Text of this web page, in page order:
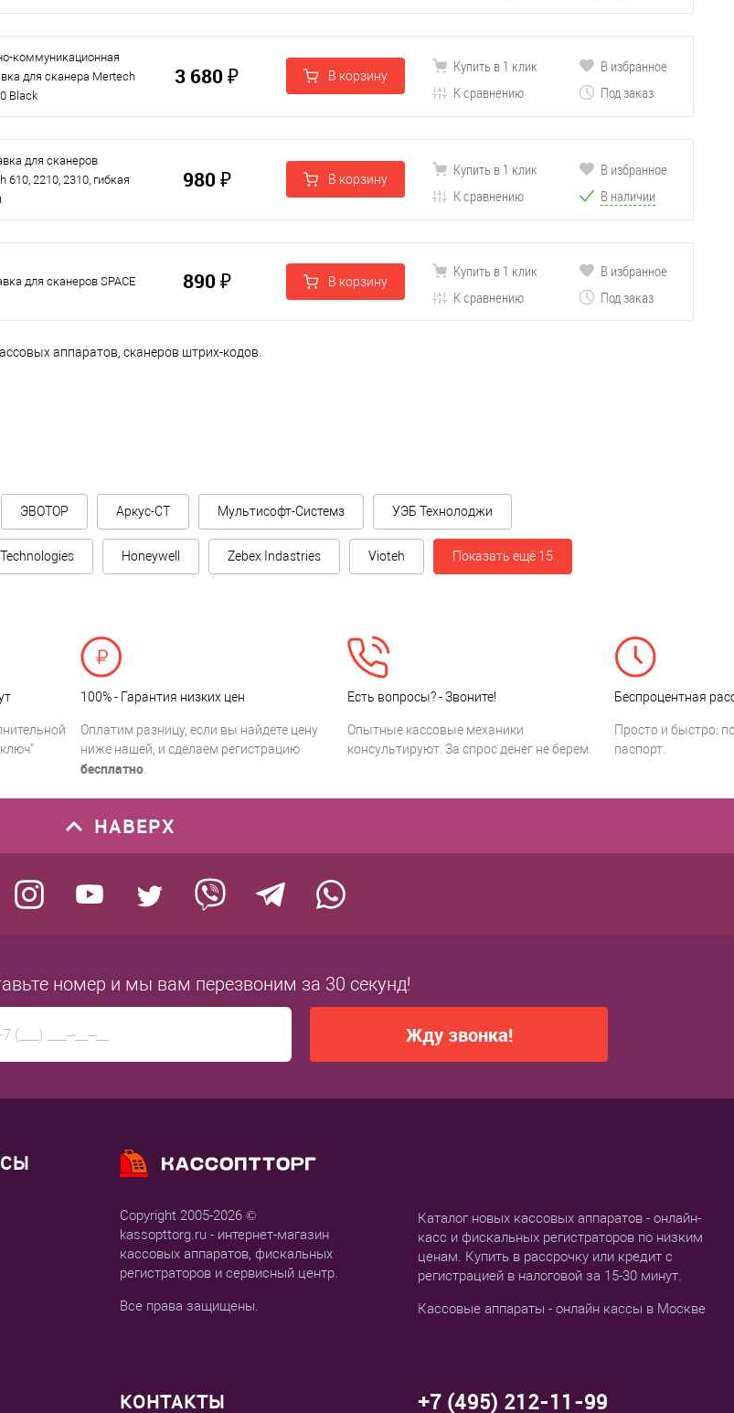
коммуникационная
для сканера Mertech
Black
3 680 ₽ В корзину
Купить в 1 клик
К сравнению
В избранное
Под заказ
для сканеров
610, 2210, 2310, гибкая
980 ₽ В корзину
Купить в 1 клик
К сравнению
В избранное
В наличии
для сканеров SPACE 890 ₽ В корзину
Купить в 1 клик
К сравнению
В избранное
Под заказ
аппаратов, сканеров штрих-кодов.
ЭВОТОР Аркус-СТ Мультисофт-Системз УЭБ Технолоджи
Honeywell Zebex Indastries Vioteh Показать ещё 15
100% - Гарантия низких цен
Оплатим разницу, если вы найдете цену
ниже нашей, и сделаем регистрацию
бесплатно
Есть вопросы? - Звоните!
Опытные кассовые механики
консультируют. За спрос денег не берем.
Беспроцентная
Просто и быстро:
паспорт.
НАВЕРХ
номер и мы вам перезвоним за 30 секунд!
Жду звонка!
Copyright 2005-2026 ©
kassopttorg.ru - интернет-магазин
кассовых аппаратов, фискальных
регистраторов и сервисный центр.
Все права защищены.
Каталог новых кассовых аппаратов - онлайн-
касс и фискальных регистраторов по низким
ценам. Купить в рассрочку или кредит с
регистрацией в налоговой за 15-30 минут.
Кассовые аппараты - онлайн кассы в Москве
КОНТАКТЫ +7 (495) 212-11-99